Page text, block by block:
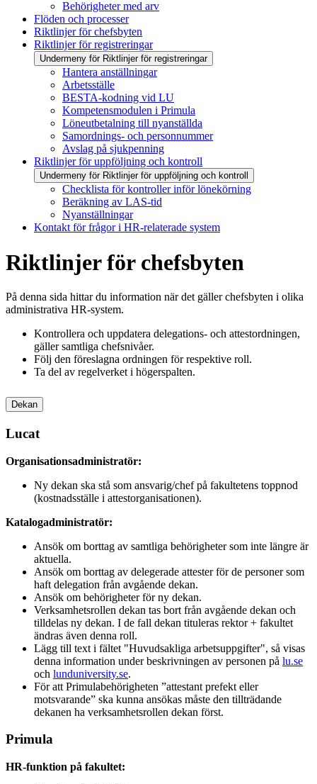
Behörigheter med arv
Flöden och processer
Riktlinjer för chefsbyten
Riktlinjer för registreringar
Undermeny för Riktlinjer för registreringar
Hantera anställningar
Arbetsställe
BESTA-kodning vid LU
Kompetensmodulen i Primula
Löneutbetalning till nyanställda
Samordnings- och personnummer
Avslag på sjukpenning
Riktlinjer för uppföljning och kontroll
Undermeny för Riktlinjer för uppföljning och kontroll
Checklista för kontroller inför lönekörning
Beräkning av LAS-tid
Nyanställningar
Kontakt för frågor i HR-relaterade system
Riktlinjer för chefsbyten
På denna sida hittar du information när det gäller chefsbyten i olika
administrativa HR-system.
Kontrollera och uppdatera delegations- och attestordningen,
gäller samtliga chefsnivåer.
Följ den föreslagna ordningen för respektive roll.
Ta del av regelverket i högerspalten.
Dekan
Lucat
Organisationsadministratör:
Ny dekan ska stå som ansvarig/chef på fakultetens toppnod
(kostnadsställe i attestorganisationen).
Katalogadministratör:
Ansök om borttag av samtliga behörigheter som inte längre är
aktuella.
Ansök om borttag av delegerade attester för de personer som
haft delegation från avgående dekan.
Ansök om behörigheter för ny dekan.
Verksamhetsrollen dekan tas bort från avgående dekan och
tilldelas ny dekan. I de fall dekan tituleras rektor + fakultet
ändras även denna roll.
Lägg till text i fältet "Huvudsakliga arbetsuppgifter", så visas
denna information under beskrivningen av personen på lu.se
och lunduniversity.se.
För att Primulabehörigheten ”attestant prefekt eller
motsvarande” ska kunna ansökas måste den tillträdande
dekanen ha verksamhetsrollen dekan först.
Primula
HR-funktion på fakultet: